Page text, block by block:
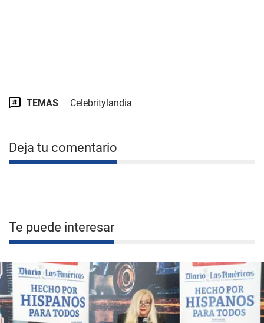
TEMAS Celebritylandia
Deja tu comentario
Te puede interesar